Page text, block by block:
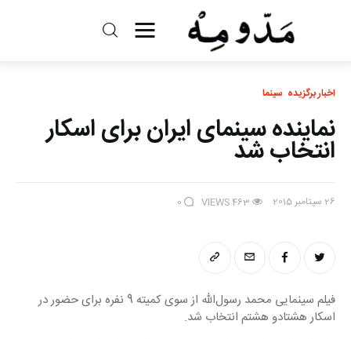
مد و مه
ادبیات
سینما
درباره ما
اخبار برگزیده سینما
نماینده سینمای ایران برای اسکار
انتخاب شد
26 سپتامبر 2015 463
VIEWS
0
فیلم سینمایی محمد رسول‌الله از سوی کمیته 9 نفره برای حضور در
اسکار هشتادو هشتم انتخاب شد.